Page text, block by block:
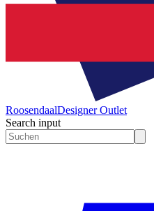
RoosendaalDesigner Outlet
Search input